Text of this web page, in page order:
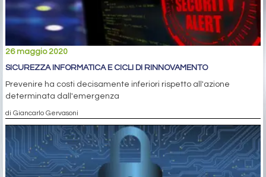
26 maggio 2020
SICUREZZA INFORMATICA E CICLI DI RINNOVAMENTO
Prevenire ha costi decisamente inferiori rispetto all'azione
determinata dall'emergenza
di Giancarlo Gervasoni